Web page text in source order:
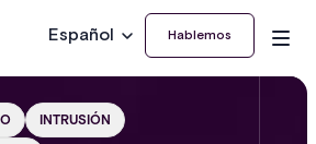
Español Hablemos
INTRUSIÓN